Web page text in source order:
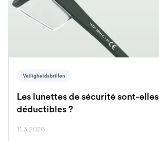
Veiligheidsbrillen
Les lunettes de sécurité sont-elles
déductibles ?
11.3.2026